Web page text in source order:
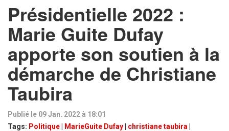
Présidentielle 2022 :
Marie Guite Dufay
apporte son soutien à la
démarche de Christiane
Taubira
Publié le 09 Jan. 2022 à 18:01
Tags: Politique MarieGuite Dufay christiane taubira